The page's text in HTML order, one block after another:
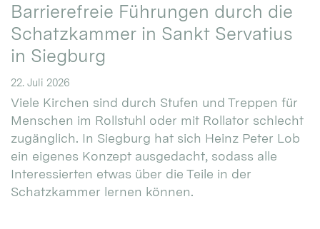
Barrierefreie Führungen durch die
Schatzkammer in Sankt Servatius
in Siegburg
22. Juli 2026
Viele Kirchen sind durch Stufen und Treppen für
Menschen im Rollstuhl oder mit Rollator schlecht
zugänglich. In Siegburg hat sich Heinz Peter Lob
ein eigenes Konzept ausgedacht, sodass alle
Interessierten etwas über die Teile in der
Schatzkammer lernen können.